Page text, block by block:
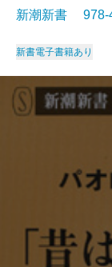
新潮新書
新書電子書籍あり